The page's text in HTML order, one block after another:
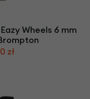
Wheels 6 mm
zł